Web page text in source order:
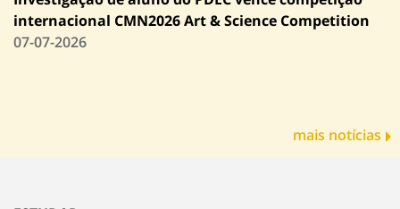
internacional CMN2026 Art & Science Competition
07-07-2026
mais notícias